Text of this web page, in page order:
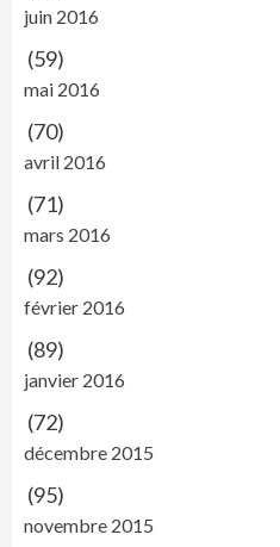
juin 2016
(59)
mai 2016
(70)
avril 2016
(71)
mars 2016
(92)
février 2016
(89)
janvier 2016
(72)
décembre 2015
(95)
novembre 2015